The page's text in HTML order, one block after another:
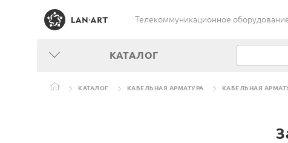
Телекоммуникационное
КАТАЛОГ
КАТАЛОГ КАБЕЛЬНАЯ АРМАТУРА КАБЕЛЬНАЯ